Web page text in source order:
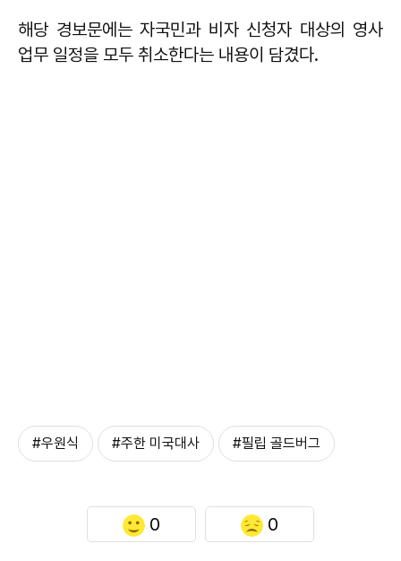
해당 경보문에는 자국민과 비자 신청자 대상의 영사
업무 일정을 모두 취소한다는 내용이 담겼다.
#우원식 #주한 미국대사 #필립 골드버그
0 0